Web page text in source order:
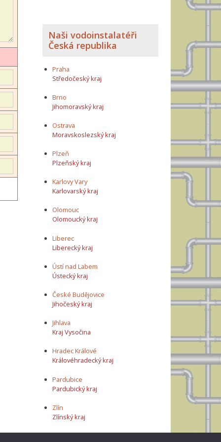
Naši vodoinstalatéři
Česká republika
Praha
Středočeský kraj
Brno
Jihomoravský kraj
Ostrava
Moravskoslezský kraj
Plzeň
Plzeňský kraj
Karlovy Vary
Karlovarský kraj
Olomouc
Olomoucký kraj
Liberec
Liberecký kraj
Ústí nad Labem
Ústecký kraj
České Budějovice
Jihočeský kraj
Jihlava
Kraj Vysočina
Hradec Králové
Královéhradecký kraj
Pardubice
Pardubický kraj
Zlín
Zlínský kraj